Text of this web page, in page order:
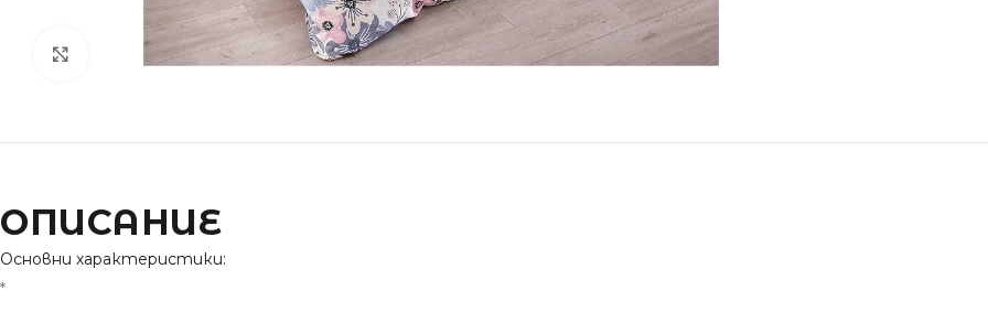
Виж повече
ОПИСАНИЕ
Основни характеристики:
*